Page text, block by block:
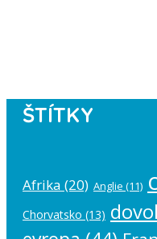
ŠTÍTKY
Afrika (20) Anglie (11)
Chorvatsko (13)